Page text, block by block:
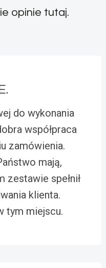
opinie tutaj.
do wykonania
współpraca
zamówienia.
mają,
zestawie spełnił
klienta.
tym miejscu.